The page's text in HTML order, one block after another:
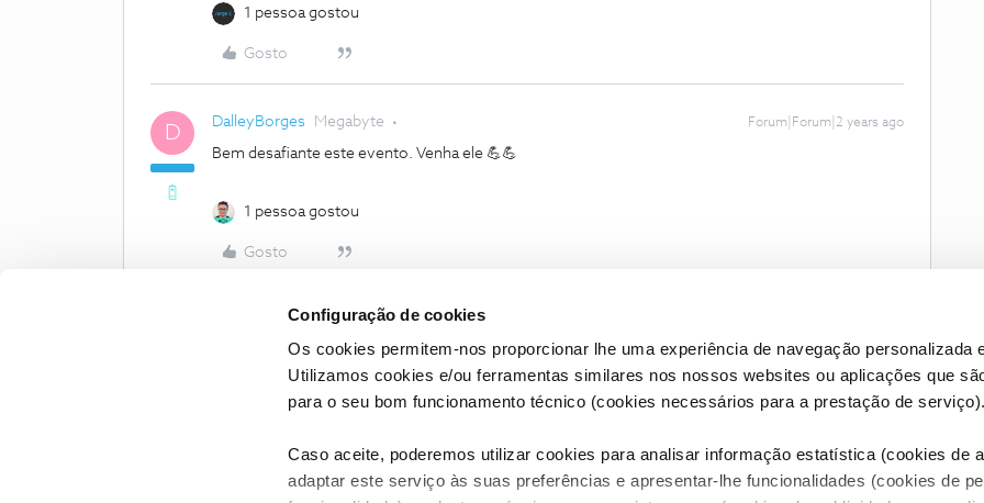
Configuração de cookies
Os cookies permitem-nos proporcionar lhe uma experiência de navegação personalizada
Utilizamos cookies e/ou ferramentas similares nos nossos websites ou aplicações que
para o seu bom funcionamento técnico (cookies necessários para a prestação de serviço).
Caso aceite, poderemos utilizar cookies para analisar informação estatística (cookies de
adaptar este serviço às suas preferências e apresentar-lhe funcionalidades (cookies de
1 pessoa gostou
Gosto
D DalleyBorges Megabyte Forum|Forum|2 years ago
Bem desafiante este evento. Venha ele 💪💪
1 pessoa gostou
Gosto
Condições do Fórum NOS Accessibility statement